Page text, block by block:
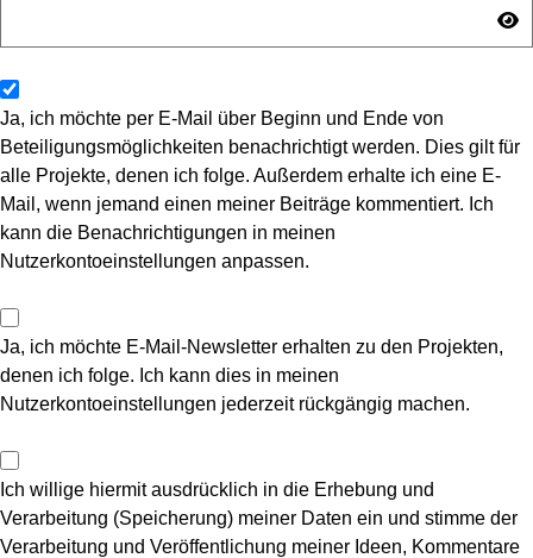
Ja, ich möchte per E-Mail über Beginn und Ende von
Beteiligungsmöglichkeiten benachrichtigt werden. Dies gilt für
alle Projekte, denen ich folge. Außerdem erhalte ich eine E-
Mail, wenn jemand einen meiner Beiträge kommentiert. Ich
kann die Benachrichtigungen in meinen
Nutzerkontoeinstellungen anpassen.
Ja, ich möchte E-Mail-Newsletter erhalten zu den Projekten,
denen ich folge. Ich kann dies in meinen
Nutzerkontoeinstellungen jederzeit rückgängig machen.
Ich willige hiermit ausdrücklich in die Erhebung und
Verarbeitung (Speicherung) meiner Daten ein und stimme der
Verarbeitung und Veröffentlichung meiner Ideen, Kommentare